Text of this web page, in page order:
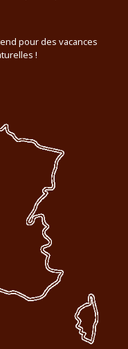
pour des vacances
!